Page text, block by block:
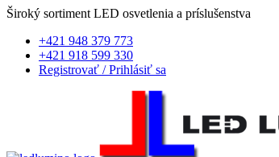
Široký sortiment LED osvetlenia a príslušenstva
+421 948 379 773
+421 918 599 330
Registrovať /Prihlásiť sa